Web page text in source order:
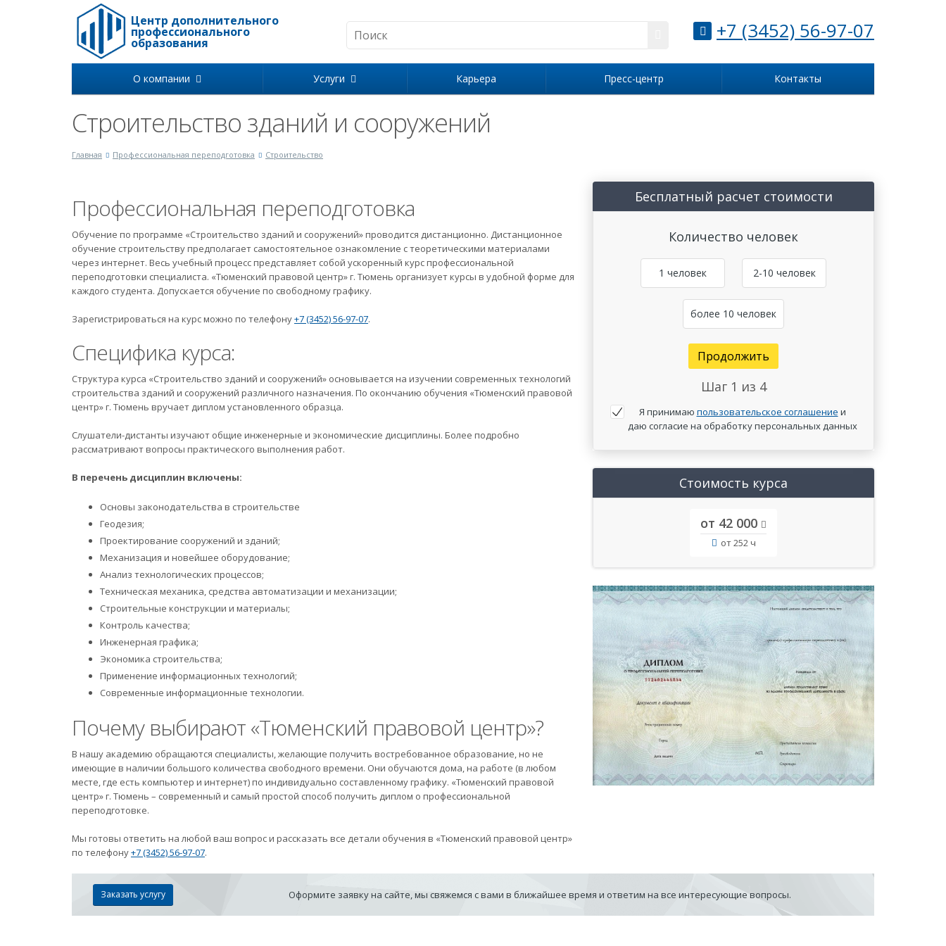
Центр дополнительного
профессионального
образования +7 (3452) 56-97-07
О компании Услуги Карьера Пресс-центр Контакты
Строительство зданий и сооружений
Главная Профессиональная переподготовка Строительство
Бесплатный расчет стоимости
Количество человек
1 человек 2-10 человек
более 10 человек
Продолжить
Шаг 1 из 4
Я принимаю пользовательское соглашение и
даю согласие на обработку персональных данных
Стоимость курса
от 42 000
от 252 ч
Профессиональная переподготовка
Обучение по программе «Строительство зданий и сооружений» проводится дистанционно. Дистанционное
обучение строительству предполагает самостоятельное ознакомление с теоретическими материалами
через интернет. Весь учебный процесс представляет собой ускоренный курс профессиональной
переподготовки специалиста. «Тюменский правовой центр» г. Тюмень организует курсы в удобной форме для
каждого студента. Допускается обучение по свободному графику.
Зарегистрироваться на курс можно по телефону+7 (3452) 56-97-07.
Специфика курса:
Структура курса «Строительство зданий и сооружений» основывается на изучении современных технологий
строительства зданий и сооружений различного назначения. По окончанию обучения «Тюменский правовой
центр» г. Тюмень вручает диплом установленного образца.
Слушатели-дистанты изучают общие инженерные и экономические дисциплины. Более подробно
рассматривают вопросы практического выполнения работ.
В перечень дисциплин включены:
Основы законодательства в строительстве
Геодезия;
Проектирование сооружений и зданий;
Механизация и новейшее оборудование;
Анализ технологических процессов;
Техническая механика, средства автоматизации и механизации;
Строительные конструкции и материалы;
Контроль качества;
Инженерная графика;
Экономика строительства;
Применение информационных технологий;
Современные информационные технологии.
Почему выбирают «Тюменский правовой центр»?
В нашу академию обращаются специалисты, желающие получить востребованное образование, но не
имеющие в наличии большого количества свободного времени. Они обучаются дома, на работе (в любом
месте, где есть компьютер и интернет) по индивидуально составленному графику. «Тюменский правовой
центр» г. Тюмень – современный и самый простой способ получить диплом о профессиональной
переподготовке.
Мы готовы ответить на любой ваш вопрос и рассказать все детали обучения в «Тюменский правовой центр»
по телефону+7 (3452) 56-97-07.
Заказать услугу Оформите заявку на сайте, мы свяжемся с вами в ближайшее время и ответим на все интересующие вопросы.